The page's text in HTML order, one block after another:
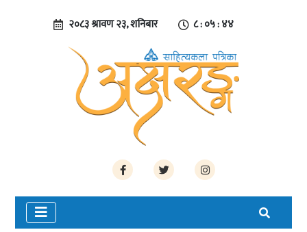
२०८३ श्रावण २३, शनिबार ८ : ०५ : ४५